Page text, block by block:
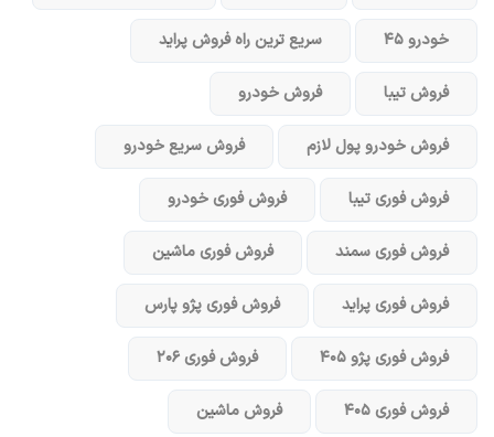
خودرو ۴۵ سریع ترین راه فروش پراید
فروش تیبا فروش خودرو
فروش خودرو پول لازم فروش سریع خودرو
فروش فوری تیبا فروش فوری خودرو
فروش فوری سمند فروش فوری ماشین
فروش فوری پراید فروش فوری پژو پارس
فروش فوری پژو ۴۰۵ فروش فوری ۲۰۶
فروش فوری ۴۰۵ فروش ماشین